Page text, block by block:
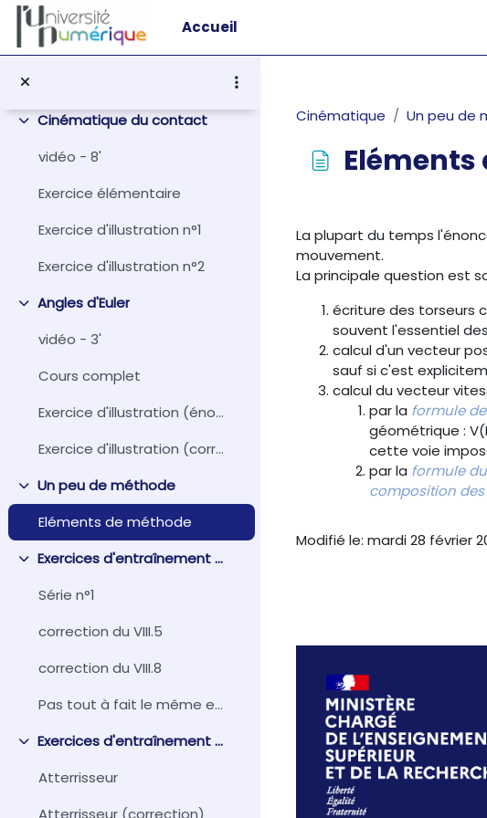
Passer au contenu principal
Accueil
Cours complet
Replier
Cinématique du contact
vidéo - 8'
Exercice élémentaire
Exercice d'illustration n°1
Exercice d'illustration n°2
Replier
Angles d'Euler
vidéo - 3'
Cours complet
Exercice d'illustration (énoncé)
Exercice d'illustration (corrigé)
Replier
Un peu de méthode
Eléments de méthode
Replier
Exercices d'entraînement : partie 1
Série n°1
correction du VIII.5
correction du VIII.8
Pas tout à fait le même exercice, mais le modèle (...
Replier
Exercices d'entraînement : partie 2
Atterrisseur
Cinématique
Un peu de
La plupart du temps
mouvement.
La principale question est
écriture des torseurs
souvent l'essentiel
calcul d'un vecteur
sauf si c'est
calcul du vecteur
par la formule
géométrique :
cette voie
par la formule
composition des
Modifié le: mardi 28 février